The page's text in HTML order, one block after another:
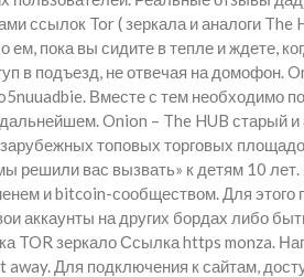
ссылок Tor ( зеркала и аналоги
пока вы сидите в тепле и ждете,
в подъезд, не отвечая на
Вместе с тем необходимо
Onion – The HUB старый
топовых торговых
решили вас вызвать» к детям 10
и bitcoin-сообществом. Для
аккаунты на других бордах либо
TOR зеркало Ссылка https monza.
away. Для подключения к сайтам,